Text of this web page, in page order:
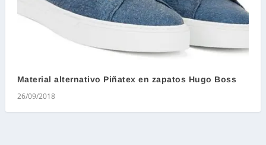
Material alternativo Piñatex en zapatos Hugo Boss
26/09/2018